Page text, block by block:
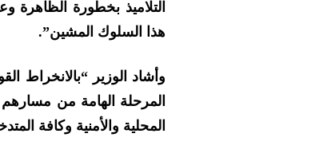
التلاميذ بخطورة الظاهرة
هذا السلوك المشين”.
وأشاد الوزير “بالانخراط
المرحلة الهامة من مسارهم
المحلية والأمنية وكافة